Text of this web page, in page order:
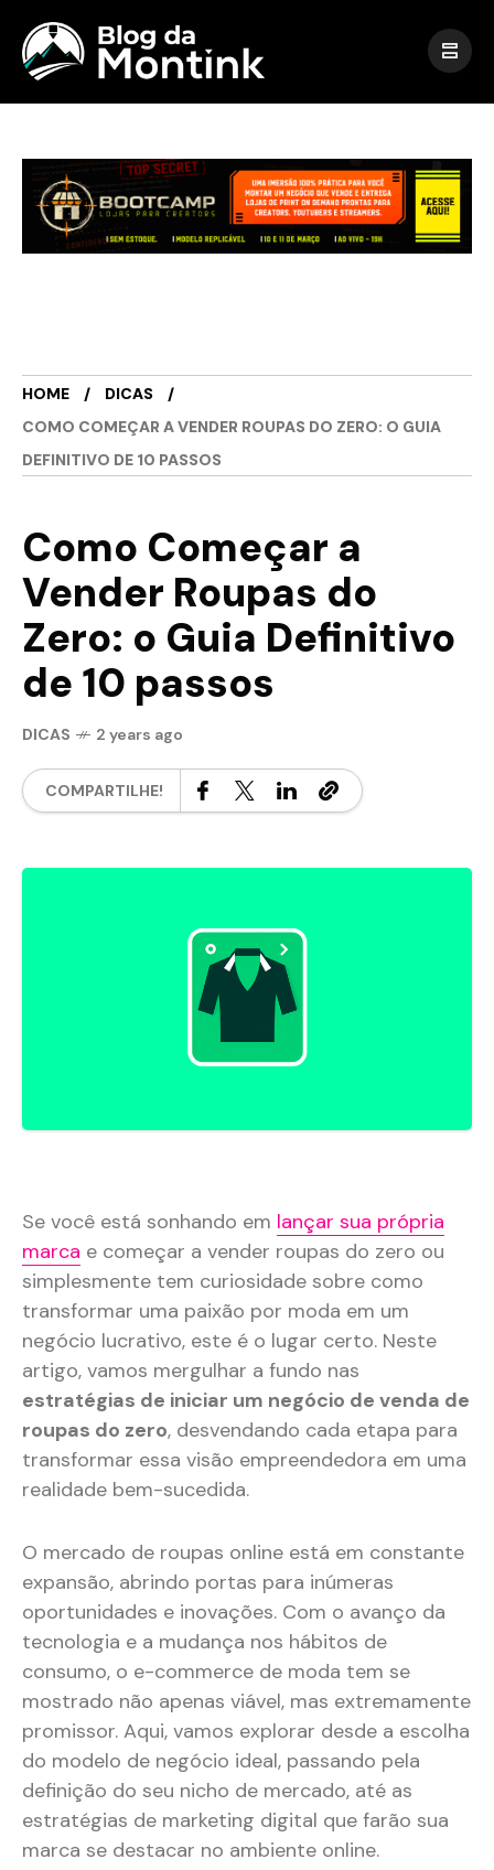
HOME
DICAS
COMO COMEÇAR A VENDER ROUPAS DO ZERO: O GUIA
DEFINITIVO DE 10 PASSOS
Como Começar a
Vender Roupas do
Zero: o Guia Definitivo
de 10 passos
DICAS 2 years ago
COMPARTILHE!
Se você está sonhando em lançar sua própria
marca e começar a vender roupas do zero ou
simplesmente tem curiosidade sobre como
transformar uma paixão por moda em um
negócio lucrativo, este é o lugar certo. Neste
artigo, vamos mergulhar a fundo nas
estratégias de iniciar um negócio de venda de
roupas do zero, desvendando cada etapa para
transformar essa visão empreendedora em uma
realidade bem-sucedida.
O mercado de roupas online está em constante
expansão, abrindo portas para inúmeras
oportunidades e inovações. Com o avanço da
tecnologia e a mudança nos hábitos de
consumo, o e-commerce de moda tem se
mostrado não apenas viável, mas extremamente
promissor. Aqui, vamos explorar desde a escolha
do modelo de negócio ideal, passando pela
definição do seu nicho de mercado, até as
estratégias de marketing digital que farão sua
marca se destacar no ambiente online.